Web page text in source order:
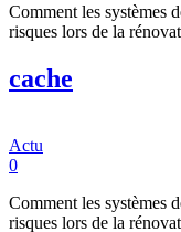
Comment les systèmes
risques lors de la
cache
Actu
0
Comment les systèmes
risques lors de la